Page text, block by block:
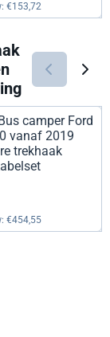
€153,72
camper Ford
vanaf 2019
trekhaak
exclusief btw:
€454,55